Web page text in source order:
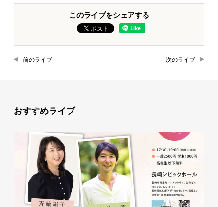
このライブをシェアする
前のライブ 次のライブ
おすすめライブ